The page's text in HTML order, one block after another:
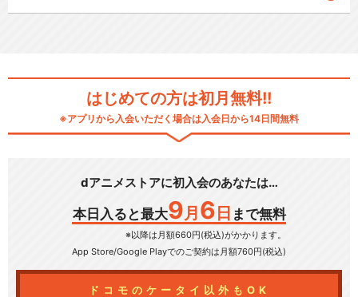
はじめての方は初月無料!!
※アプリから入会いただく場合は入会日から14日間無料
dアニメストアに初入会のあなたは…
本日入ると最大9 月 6 日 まで無料
※以降は月額660円(税込)がかかります。
App Store/Google Playでのご契約は月額760円(税込)
ドコモのケータイ以外もOK